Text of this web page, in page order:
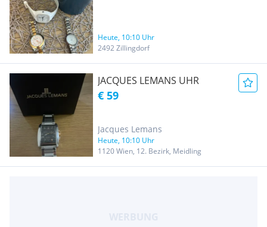
Heute, 10:10 Uhr
2492 Zillingdorf
JACQUES LEMANS UHR
€ 59
Jacques Lemans
Heute, 10:10 Uhr
1120 Wien, 12. Bezirk, Meidling